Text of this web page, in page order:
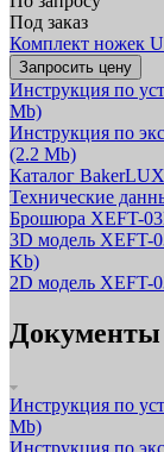
Под заказ
Комплект ножек
Запросить цену
Инструкция по
Mb)
Инструкция по
(2.2 Mb)
Каталог
Технические
Брошюра XEFT-
3D модель XEFT-
Kb)
2D модель XEFT-
Документы
Инструкция по
Mb)
Инструкция по